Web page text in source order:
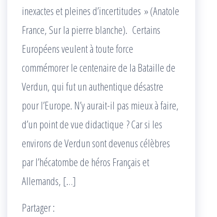
inexactes et pleines d’incertitudes » (Anatole
France, Sur la pierre blanche). Certains
Européens veulent à toute force
commémorer le centenaire de la Bataille de
Verdun, qui fut un authentique désastre
pour l’Europe. N’y aurait-il pas mieux à faire,
d’un point de vue didactique ? Car si les
environs de Verdun sont devenus célèbres
par l’hécatombe de héros Français et
Allemands, […]
Partager :